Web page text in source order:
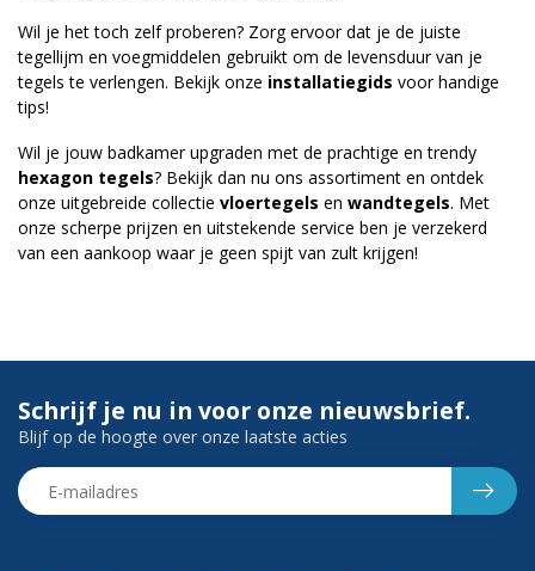
Wil je het toch zelf proberen? Zorg ervoor dat je de juiste
tegellijm en voegmiddelen gebruikt om de levensduur van je
tegels te verlengen. Bekijk onze installatiegids voor handige
tips!
Wil je jouw badkamer upgraden met de prachtige en trendy
hexagon tegels? Bekijk dan nu ons assortiment en ontdek
onze uitgebreide collectie vloertegels en wandtegels. Met
onze scherpe prijzen en uitstekende service ben je verzekerd
van een aankoop waar je geen spijt van zult krijgen!
Schrijf je nu in voor onze nieuwsbrief.
Blijf op de hoogte over onze laatste acties